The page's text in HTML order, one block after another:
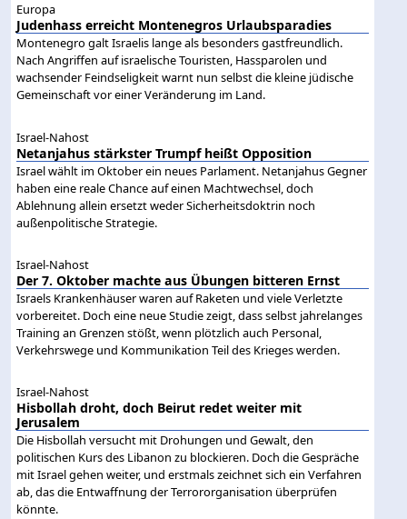
Europa
Judenhass erreicht Montenegros Urlaubsparadies
Montenegro galt Israelis lange als besonders gastfreundlich.
Nach Angriffen auf israelische Touristen, Hassparolen und
wachsender Feindseligkeit warnt nun selbst die kleine jüdische
Gemeinschaft vor einer Veränderung im Land.
Israel-Nahost
Netanjahus stärkster Trumpf heißt Opposition
Israel wählt im Oktober ein neues Parlament. Netanjahus Gegner
haben eine reale Chance auf einen Machtwechsel, doch
Ablehnung allein ersetzt weder Sicherheitsdoktrin noch
außenpolitische Strategie.
Israel-Nahost
Der 7. Oktober machte aus Übungen bitteren Ernst
Israels Krankenhäuser waren auf Raketen und viele Verletzte
vorbereitet. Doch eine neue Studie zeigt, dass selbst jahrelanges
Training an Grenzen stößt, wenn plötzlich auch Personal,
Verkehrswege und Kommunikation Teil des Krieges werden.
Israel-Nahost
Hisbollah droht, doch Beirut redet weiter mit
Jerusalem
Die Hisbollah versucht mit Drohungen und Gewalt, den
politischen Kurs des Libanon zu blockieren. Doch die Gespräche
mit Israel gehen weiter, und erstmals zeichnet sich ein Verfahren
ab, das die Entwaffnung der Terrororganisation überprüfen
könnte.